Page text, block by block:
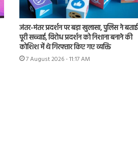
जंतर-मंतर प्रदर्शन पर बड़ा खुलासा, पुलिस ने बताई
पूरी सच्चाई, विरोध प्रदर्शन को निशाना बनाने की
कोशिश में थे गिरफ्तार किए गए व्यक्ति
7 August 2026 - 11:17 AM